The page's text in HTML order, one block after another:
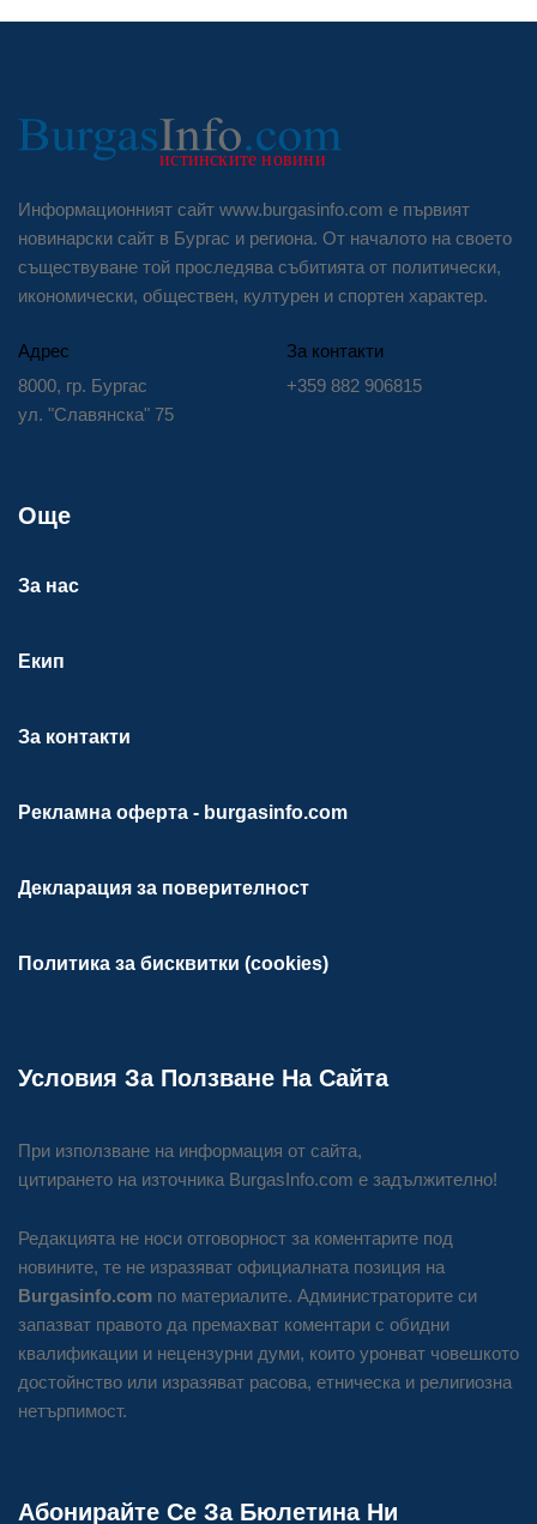
Информационният сайт www.burgasinfo.com е първият
новинарски сайт в Бургас и региона. От началото на своето
съществуване той проследява събитията от политически,
икономически, обществен, културен и спортен характер.
Адрес
8000, гр. Бургас
ул. "Славянска" 75
За контакти
+359 882 906815
Още
За нас
Екип
За контакти
Рекламна оферта - burgasinfo.com
Декларация за поверителност
Политика за бисквитки (cookies)
Условия За Ползване На Сайта
При използване на информация от сайта,
цитирането на източника BurgasInfo.com е задължително!
Редакцията не носи отговорност за коментарите под
новините, те не изразяват официалната позиция на
Burgasinfo.com по материалите. Администраторите си
запазват правото да премахват коментари с обидни
квалификации и нецензурни думи, които уронват човешкото
достойнство или изразяват расова, етническа и религиозна
нетърпимост.
Абонирайте Се За Бюлетина Ни